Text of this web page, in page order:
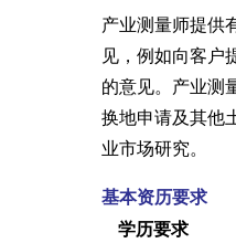
产业测量师提供
见，例如向客户
的意见。产业测
换地申请及其他
业市场研究。
基本资历要求
学历要求